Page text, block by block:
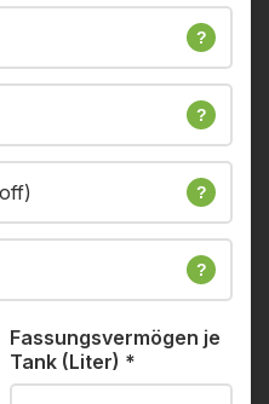
?
?
?
?
Fassungsvermögen je
Tank (Liter) *